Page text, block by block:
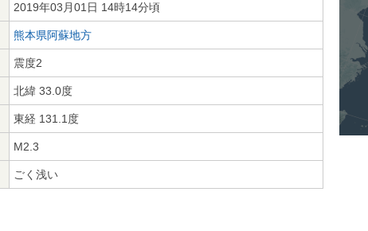
2019年03月01日 14時14分頃
熊本県阿蘇地方
震度2
北緯 33.0度
東経 131.1度
M2.3
ごく浅い